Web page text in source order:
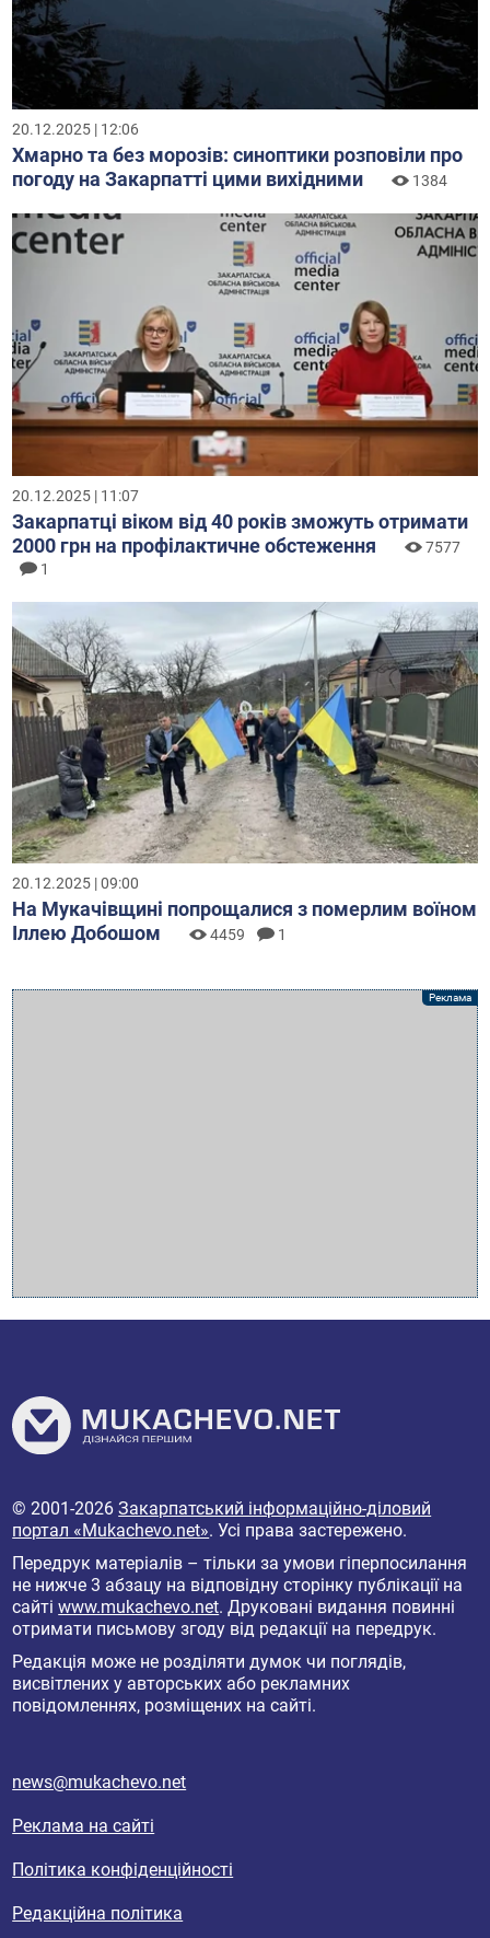
20.12.2025 | 12:06
Хмарно та без морозів: синоптики розповіли про
погоду на Закарпатті цими вихідними
1384
20.12.2025 | 11:07
Закарпатці віком від 40 років зможуть отримати
2000 грн на профілактичне обстеження
7577
1
20.12.2025 | 09:00
На Мукачівщині попрощалися з померлим воїном
Іллею Добошом
4459 1
© 2001-2026Закарпатський інформаційно-діловий
портал «Mukachevo.net». Усі права застережено.
Передрук матеріалів – тільки за умови гіперпосилання
не нижче 3 абзацу на відповідну сторінку публікації на
сайтіwww.mukachevo.net. Друковані видання повинні
отримати письмову згоду від редакції на передрук.
Редакція може не розділяти думок чи поглядів,
висвітлених у авторських або рекламних
повідомленнях, розміщених на сайті.
news@mukachevo.net
Реклама на сайті
Політика конфіденційності
Редакційна політика